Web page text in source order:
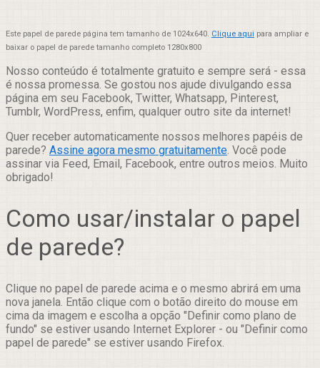
Este papel de parede página tem tamanho de 1024x640. Clique aqui para ampliar e
baixar o papel de parede tamanho completo 1280x800
Nosso conteúdo é totalmente gratuito e sempre será - essa
é nossa promessa. Se gostou nos ajude divulgando essa
página em seu Facebook, Twitter, Whatsapp, Pinterest,
Tumblr, WordPress, enfim, qualquer outro site da internet!
Quer receber automaticamente nossos melhores papéis de
parede? Assine agora mesmo gratuitamente. Você pode
assinar via Feed, Email, Facebook, entre outros meios. Muito
obrigado!
Como usar/instalar o papel
de parede?
Clique no papel de parede acima e o mesmo abrirá em uma
nova janela. Então clique com o botão direito do mouse em
cima da imagem e escolha a opção "Definir como plano de
fundo" se estiver usando Internet Explorer - ou "Definir como
papel de parede" se estiver usando Firefox.